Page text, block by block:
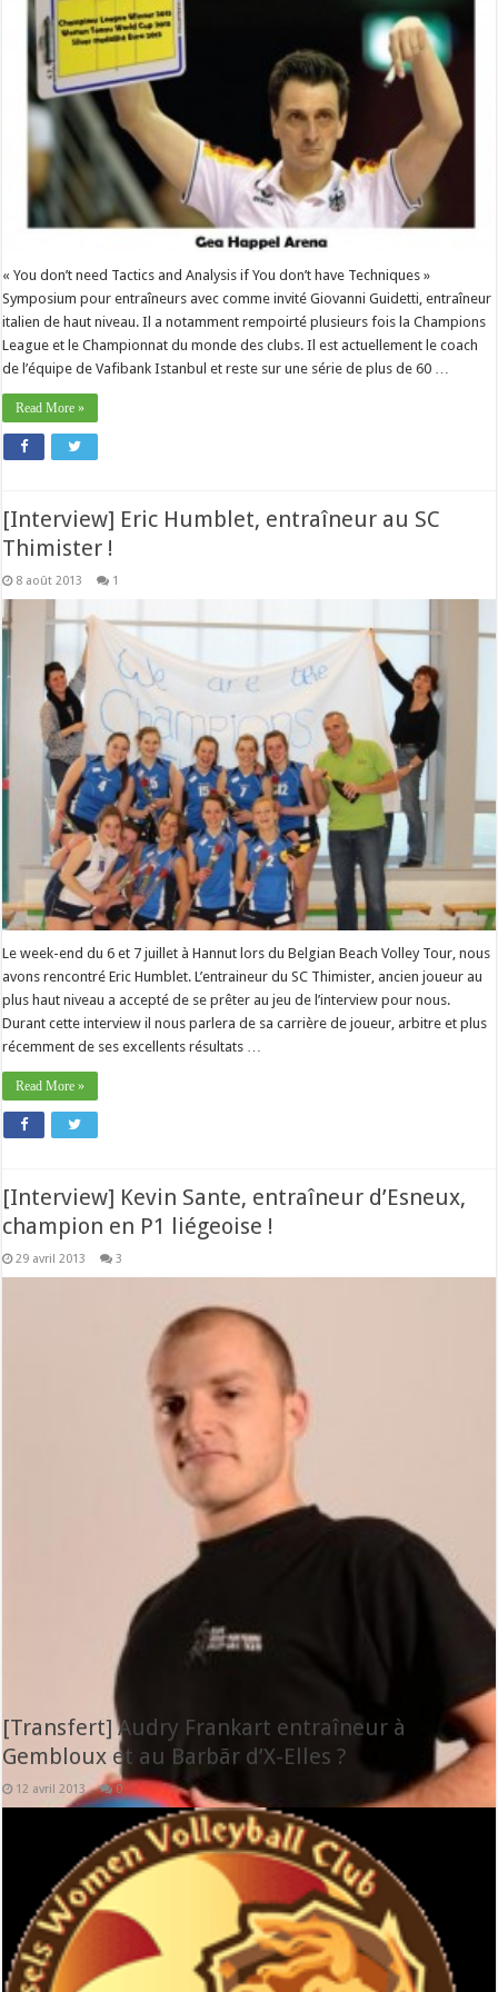
« You don’t need Tactics and Analysis if You don’t have Techniques »
Symposium pour entraîneurs avec comme invité Giovanni Guidetti, entraîneur
italien de haut niveau. Il a notamment rempoirté plusieurs fois la Champions
League et le Championnat du monde des clubs. Il est actuellement le coach
de l’équipe de Vafibank Istanbul et reste sur une série de plus de 60 …
Read More »
[Interview] Eric Humblet, entraîneur au SC
Thimister !
8 août 2013 1
Le week-end du 6 et 7 juillet à Hannut lors du Belgian Beach Volley Tour, nous
avons rencontré Eric Humblet. L’entraineur du SC Thimister, ancien joueur au
plus haut niveau a accepté de se prêter au jeu de l’interview pour nous.
Durant cette interview il nous parlera de sa carrière de joueur, arbitre et plus
récemment de ses excellents résultats …
Read More »
[Interview] Kevin Sante, entraîneur d’Esneux,
champion en P1 liégeoise !
29 avril 2013 3
[Transfert] Audry Frankart entraîneur à
Gembloux et au Barbãr d’X-Elles ?
12 avril 2013 0